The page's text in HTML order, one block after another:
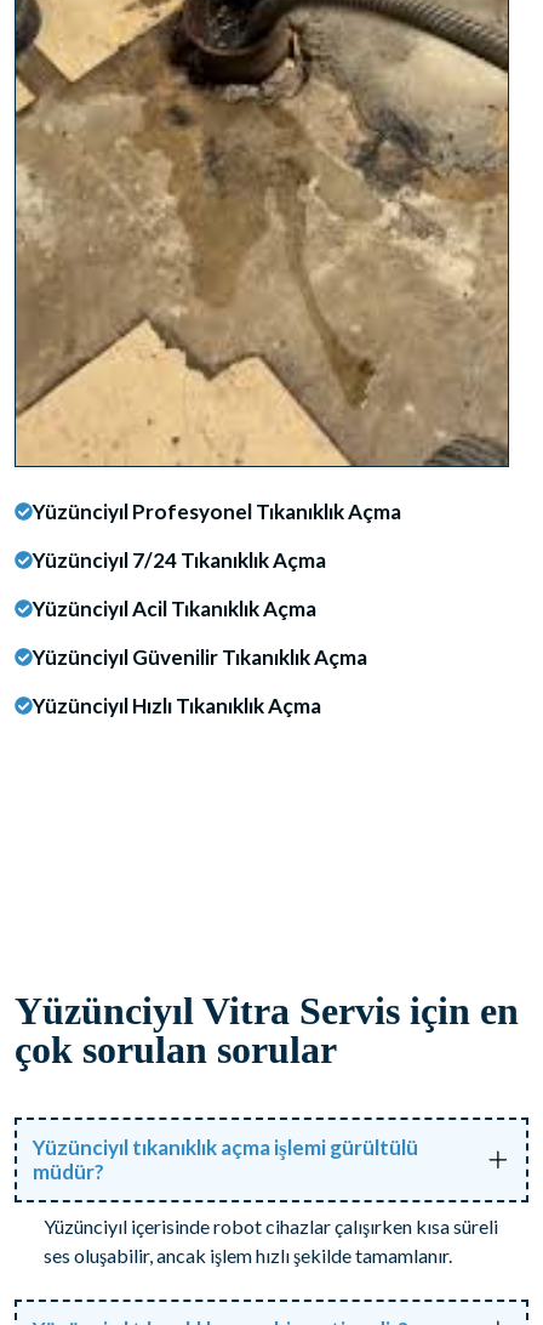
Yüzünciyıl Profesyonel Tıkanıklık Açma
Yüzünciyıl 7/24 Tıkanıklık Açma
Yüzünciyıl Acil Tıkanıklık Açma
Yüzünciyıl Güvenilir Tıkanıklık Açma
Yüzünciyıl Hızlı Tıkanıklık Açma
Yüzünciyıl Vitra Servis için en
çok sorulan sorular
Yüzünciyıl tıkanıklık açma işlemi gürültülü
müdür?
Yüzünciyıl içerisinde robot cihazlar çalışırken kısa süreli
ses oluşabilir, ancak işlem hızlı şekilde tamamlanır.